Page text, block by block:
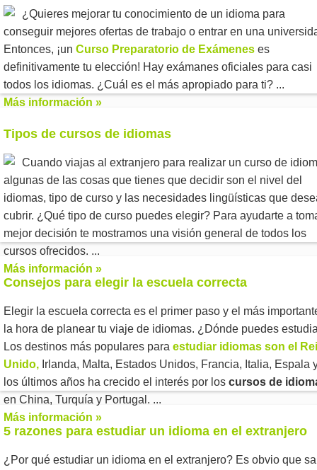
¿Quieres mejorar tu conocimiento de un idioma para
conseguir mejores ofertas de trabajo o entrar en una
Entonces, ¡un Curso Preparatorio de Exámenes es
definitivamente tu elección! Hay exámanes oficiales para casi
todos los idiomas. ¿Cuál es el más apropiado para ti? ...
Más información »
Tipos de cursos de idiomas
Cuando viajas al extranjero para realizar un curso de
algunas de las cosas que tienes que decidir son el nivel del
idiomas, tipo de curso y las necesidades lingüísticas que
cubrir. ¿Qué tipo de curso puedes elegir? Para ayudarte a
mejor decisión te mostramos una visión general de todos los
cursos ofrecidos. ...
Más información »
Consejos para elegir la escuela correcta
Elegir la escuela correcta es el primer paso y el más
la hora de planear tu viaje de idiomas. ¿Dónde puedes
Los destinos más populares para estudiar idiomas son el
Unido, Irlanda, Malta, Estados Unidos, Francia, Italia, Espala
los últimos años ha crecido el interés por los cursos de
en China, Turquía y Portugal. ...
Más información »
5 razones para estudiar un idioma en el extranjero
¿Por qué estudiar un idioma en el extranjero? Es obvio que